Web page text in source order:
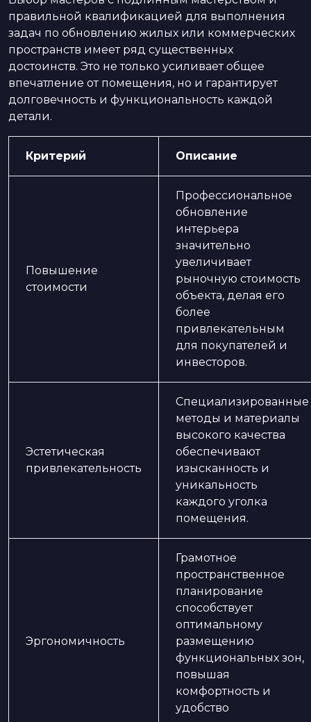
правильной квалификацией для выполнения
задач по обновлению жилых или коммерческих
пространств имеет ряд существенных
достоинств. Это не только усиливает общее
впечатление от помещения, но и гарантирует
долговечность и функциональность каждой
детали.
Критерий Описание
Повышение
стоимости
Профессиональное
обновление
интерьера
значительно
увеличивает
рыночную стоимость
объекта, делая его
более
привлекательным
для покупателей и
инвесторов.
Эстетическая
привлекательность
Специализированные
методы и материалы
высокого качества
обеспечивают
изысканность и
уникальность
каждого уголка
помещения.
Эргономичность
Грамотное
пространственное
планирование
способствует
оптимальному
размещению
функциональных зон,
повышая
комфортность и
удобство